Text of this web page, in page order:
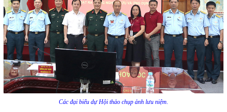
Các đại biểu dự Hội thảo chụp ảnh lưu niệm.